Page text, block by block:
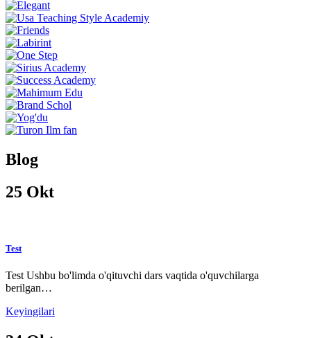
Blog
25 Okt
Test
Test Ushbu bo'limda o'qituvchi dars vaqtida o'quvchilarga
berilgan…
Keyingilari